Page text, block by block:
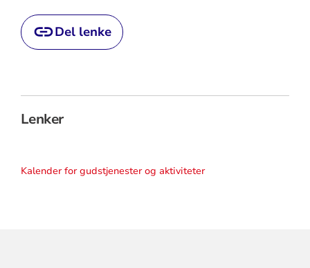
Del lenke
Lenker
Kalender for gudstjenester og aktiviteter